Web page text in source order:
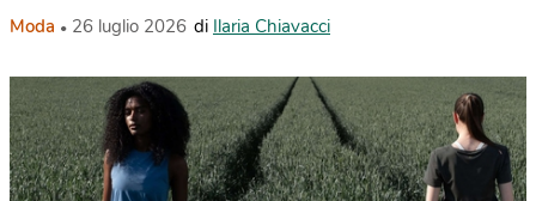
Moda 26 luglio 2026 di Ilaria Chiavacci